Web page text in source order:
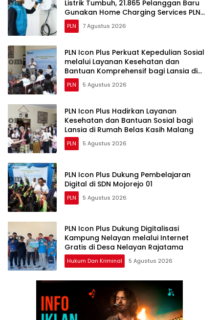
Listrik Tumbuh, 21.865 Pelanggan Baru
Gunakan Home Charging Services PLN
pada Semester I 2026
PLN 7 Agustus 2026
PLN Icon Plus Perkuat Kepedulian Sosial
melalui Layanan Kesehatan dan
Bantuan Komprehensif bagi Lansia di
Malang
PLN 5 Agustus 2026
PLN Icon Plus Hadirkan Layanan
Kesehatan dan Bantuan Sosial bagi
Lansia di Rumah Belas Kasih Malang
PLN 5 Agustus 2026
PLN Icon Plus Dukung Pembelajaran
Digital di SDN Mojorejo 01
PLN 5 Agustus 2026
PLN Icon Plus Dukung Digitalisasi
Kampung Nelayan melalui Internet
Gratis di Desa Nelayan Rajatama
Hukum Dan Kriminal 5 Agustus 2026